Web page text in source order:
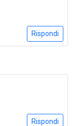
Rispondi
Rispondi